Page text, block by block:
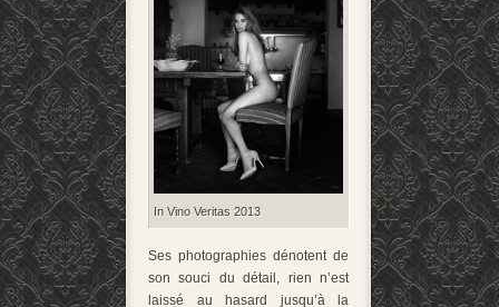
In Vino Veritas 2013
Ses photographies dénotent de
son souci du détail, rien n’est
laissé au hasard jusqu’à la